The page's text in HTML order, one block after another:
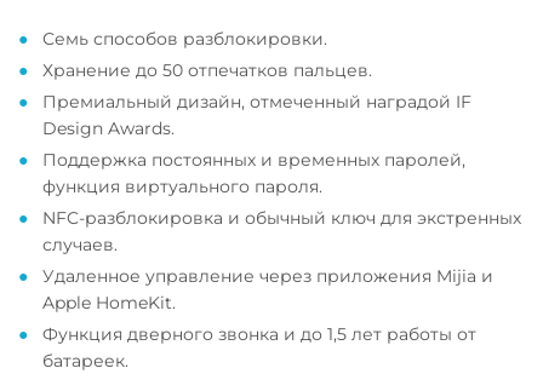
Семь способов разблокировки.
Хранение до 50 отпечатков пальцев.
Премиальный дизайн, отмеченный наградой IF
Design Awards.
Поддержка постоянных и временных паролей,
функция виртуального пароля.
NFC-разблокировка и обычный ключ для экстренных
случаев.
Удаленное управление через приложения Mijia и
Apple HomeKit.
Функция дверного звонка и до 1,5 лет работы от
батареек.